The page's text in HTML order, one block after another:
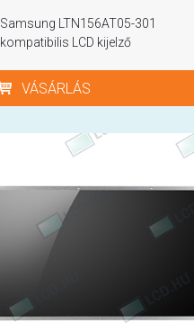
Samsung LTN156AT05-301
kompatibilis LCD kijelző
VÁSÁRLÁS